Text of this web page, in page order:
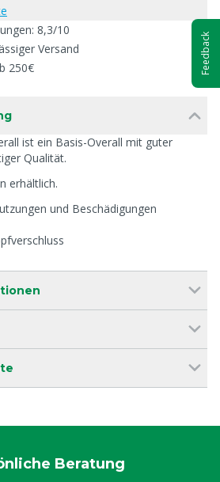
8,3/10
Versand
250€
ist ein Basis-Overall mit guter
Qualität.
erhältlich.
und Beschädigungen
Beratung
Feedback